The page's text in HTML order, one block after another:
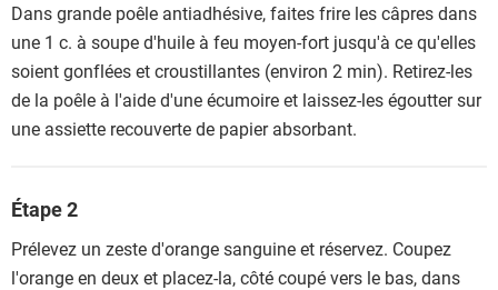
Dans grande poêle antiadhésive, faites frire les câpres dans
une 1 c. à soupe d'huile à feu moyen-fort jusqu'à ce qu'elles
soient gonflées et croustillantes (environ 2 min). Retirez-les
de la poêle à l'aide d'une écumoire et laissez-les égoutter sur
une assiette recouverte de papier absorbant.
Étape 2
Prélevez un zeste d'orange sanguine et réservez. Coupez
l'orange en deux et placez-la, côté coupé vers le bas, dans